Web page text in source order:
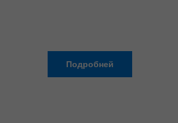
Подробней